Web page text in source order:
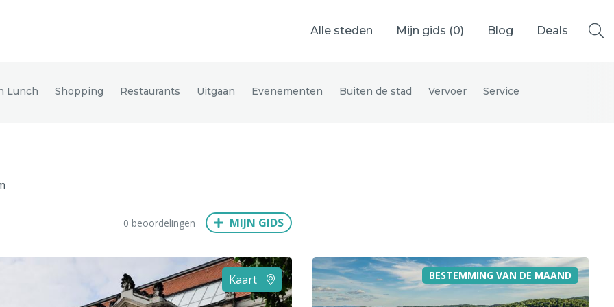
Alle steden Mijn gids (0) Blog Deals
München Wenen Budapest Bangkok
Lunch Shopping Restaurants Uitgaan Evenementen Buiten de stad Vervoer Service
0 beoordelingen MIJN GIDS
Kaart BESTEMMING VAN DE MAAND